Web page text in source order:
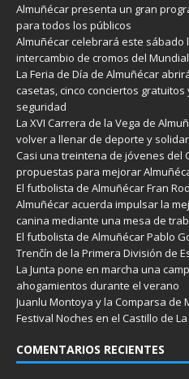
Almuñécar presenta un gran
para todos los públicos
Almuñécar celebrará este
intercambio de cromos del Mundial
La Feria de Día de Almuñécar
casetas, cinco conciertos
seguridad
La XVI Carrera de la Vega de
volver a llenar de deporte y
Casi una treintena de jóvenes del
propuestas para mejorar
El futbolista de Almuñécar Fran
Almuñécar acuerda impulsar la
canina mediante una mesa de
El futbolista de Almuñécar Pablo
Trenčín de la Primera División de
La Junta pone en marcha una
ahogamientos durante el verano
Juanlu Montoya y la Comparsa
Festival Noches en el Castillo de
COMENTARIOS RECIENTES